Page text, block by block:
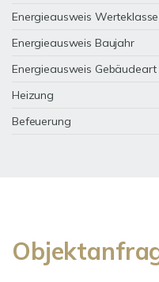
Energieausweis Werteklasse
Energieausweis Baujahr
Energieausweis Gebäudeart
Heizung
Befeuerung